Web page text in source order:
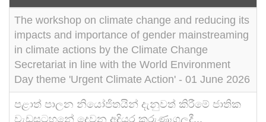
The workshop on climate change and reducing its
impacts and importance of gender mainstreaming
in climate actions by the Climate Change
Secretariat in line with the World Environment
Day theme 'Urgent Climate Action' - 01 June 2026
පළාත් පාලන නියෝජිතයින් දැනුවත් කිරීමේ ජාතික
වැඩසටහනේ දෙවන අදියර කුරුණෑගලදී...